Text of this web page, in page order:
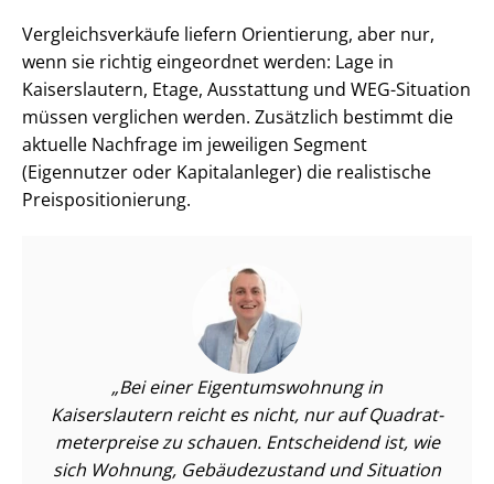
Ver­gleichs­ver­käu­fe liefern Orientierung, aber nur,
wenn sie richtig eingeordnet werden: Lage in
Kaiserslautern, Etage, Ausstattung und WEG-Situation
müssen verglichen werden. Zusätzlich bestimmt die
aktuelle Nachfrage im jeweiligen Segment
(Eigennutzer oder Kapitalanleger) die realistische
Preis­po­si­tio­nie­rung.
Bei einer Ei­gen­tums­woh­nung in
Kaiserslautern reicht es nicht, nur auf Qua­drat­
me­ter­prei­se zu schauen. Entscheidend ist, wie
sich Wohnung, Gebäudezustand und Situation